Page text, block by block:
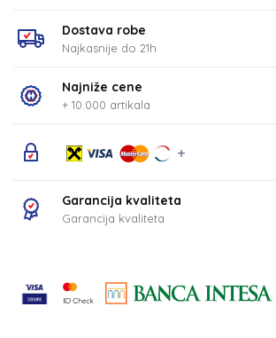
Dostava robe
Najkasnije do 21h
Najniže cene
+ 10.000 artikala
Garancija kvaliteta
Garancija kvaliteta